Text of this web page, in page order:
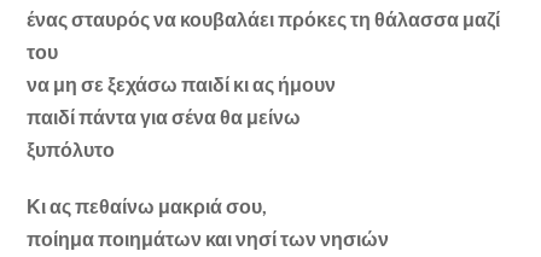
ένας σταυρός να κουβαλάει πρόκες τη θάλασσα μαζί
του
να μη σε ξεχάσω παιδί κι ας ήμουν
παιδί πάντα για σένα θα μείνω
ξυπόλυτο
Κι ας πεθαίνω μακριά σου,
ποίημα ποιημάτων και νησί των νησιών